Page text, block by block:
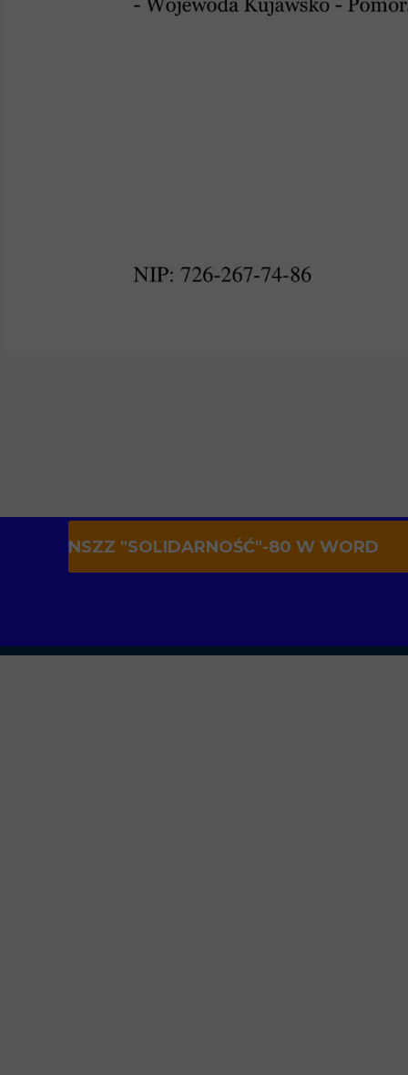
NSZZ "SOLIDARNOŚĆ"-80 W WORD